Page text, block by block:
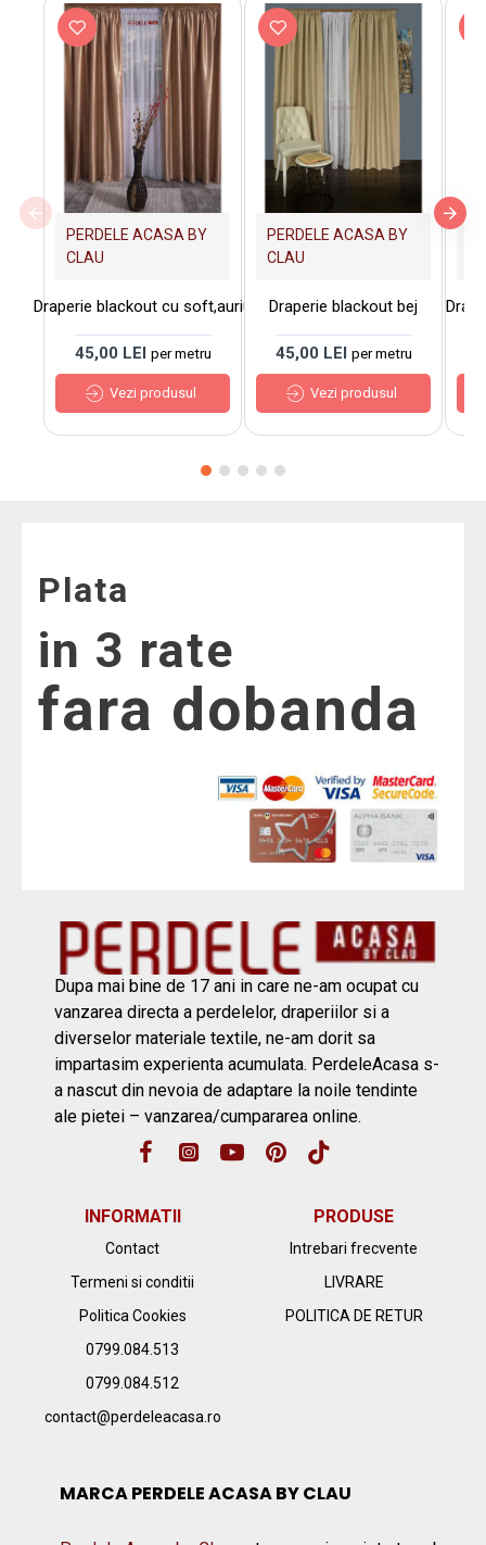
PERDELE ACASA BY
CLAU
Draperie blackout cu soft,auriu
45,00 LEI per metru
Vezi produsul
PERDELE ACASA BY
CLAU
Draperie blackout bej
45,00 LEI per metru
Vezi produsul
Plata
in 3 rate
fara dobanda
Dupa mai bine de 17 ani in care ne-am ocupat cu
vanzarea directa a perdelelor, draperiilor si a
diverselor materiale textile, ne-am dorit sa
impartasim experienta acumulata. PerdeleAcasa s-
a nascut din nevoia de adaptare la noile tendinte
ale pietei – vanzarea/cumpararea online.
INFORMATII
Contact
Termeni si conditii
Politica Cookies
0799.084.513
0799.084.512
contact@perdeleacasa.ro
PRODUSE
Intrebari frecvente
LIVRARE
POLITICA DE RETUR
MARCA PERDELE ACASA BY CLAU